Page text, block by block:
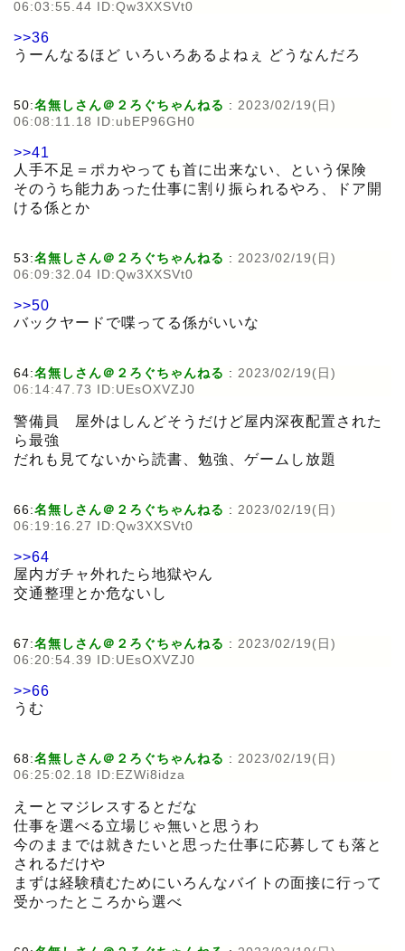
06:03:55.44 ID:Qw3XXSVt0
>>36
うーんなるほど いろいろあるよねぇ どうなんだろ
50:名無しさん＠２ろぐちゃんねる : 2023/02/19(日)
06:08:11.18 ID:ubEP96GH0
>>41
人手不足＝ポカやっても首に出来ない、という保険
そのうち能力あった仕事に割り振られるやろ、ドア開
ける係とか
53:名無しさん＠２ろぐちゃんねる : 2023/02/19(日)
06:09:32.04 ID:Qw3XXSVt0
>>50
バックヤードで喋ってる係がいいな
64:名無しさん＠２ろぐちゃんねる : 2023/02/19(日)
06:14:47.73 ID:UEsOXVZJ0
警備員 屋外はしんどそうだけど屋内深夜配置された
ら最強
だれも見てないから読書、勉強、ゲームし放題
66:名無しさん＠２ろぐちゃんねる : 2023/02/19(日)
06:19:16.27 ID:Qw3XXSVt0
>>64
屋内ガチャ外れたら地獄やん
交通整理とか危ないし
67:名無しさん＠２ろぐちゃんねる : 2023/02/19(日)
06:20:54.39 ID:UEsOXVZJ0
>>66
うむ
68:名無しさん＠２ろぐちゃんねる : 2023/02/19(日)
06:25:02.18 ID:EZWi8idza
えーとマジレスするとだな
仕事を選べる立場じゃ無いと思うわ
今のままでは就きたいと思った仕事に応募しても落と
されるだけや
まずは経験積むためにいろんなバイトの面接に行って
受かったところから選べ